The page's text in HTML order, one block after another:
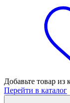
Добавьте товар из
Перейти в каталог